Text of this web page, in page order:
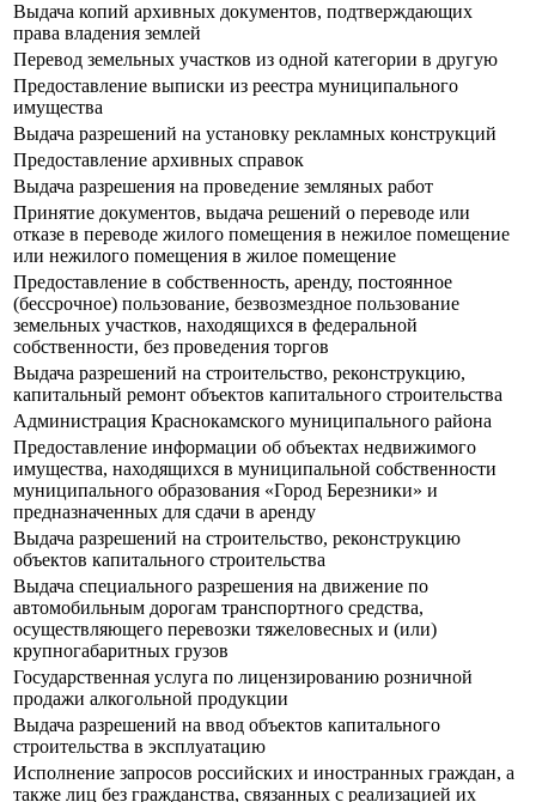
Выдача копий архивных документов, подтверждающих
права владения землей
Перевод земельных участков из одной категории в другую
Предоставление выписки из реестра муниципального
имущества
Выдача разрешений на установку рекламных конструкций
Предоставление архивных справок
Выдача разрешения на проведение земляных работ
Принятие документов, выдача решений о переводе или
отказе в переводе жилого помещения в нежилое помещение
или нежилого помещения в жилое помещение
Предоставление в собственность, аренду, постоянное
(бессрочное) пользование, безвозмездное пользование
земельных участков, находящихся в федеральной
собственности, без проведения торгов
Выдача разрешений на строительство, реконструкцию,
капитальный ремонт объектов капитального строительства
Администрация Краснокамского муниципального района
Предоставление информации об объектах недвижимого
имущества, находящихся в муниципальной собственности
муниципального образования «Город Березники» и
предназначенных для сдачи в аренду
Выдача разрешений на строительство, реконструкцию
объектов капитального строительства
Выдача специального разрешения на движение по
автомобильным дорогам транспортного средства,
осуществляющего перевозки тяжеловесных и (или)
крупногабаритных грузов
Государственная услуга по лицензированию розничной
продажи алкогольной продукции
Выдача разрешений на ввод объектов капитального
строительства в эксплуатацию
Исполнение запросов российских и иностранных граждан, а
также лиц без гражданства, связанных с реализацией их